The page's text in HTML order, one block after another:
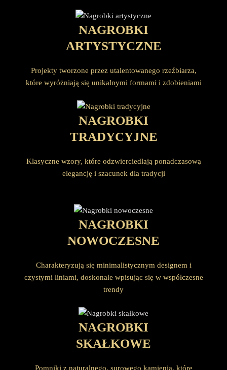
NAGROBKI
ARTYSTYCZNE
Projekty tworzone przez utalentowanego rzeźbiarza,
które wyróżniają się unikalnymi formami i zdobieniami
NAGROBKI
TRADYCYJNE
Klasyczne wzory, które odzwierciedlają ponadczasową
elegancję i szacunek dla tradycji
NAGROBKI
NOWOCZESNE
Charakteryzują się minimalistycznym designem i
czystymi liniami, doskonale wpisując się w współczesne
trendy
NAGROBKI
SKAŁKOWE
Pomniki z naturalnego, surowego kamienia, które